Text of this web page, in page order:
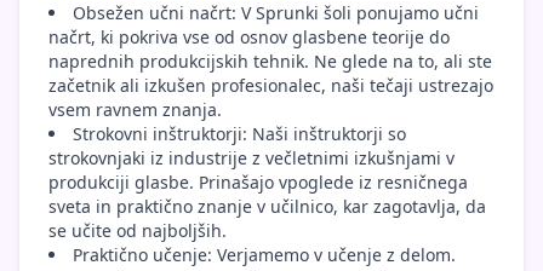
Obsežen učni načrt: V Sprunki šoli ponujamo učni
načrt, ki pokriva vse od osnov glasbene teorije do
naprednih produkcijskih tehnik. Ne glede na to, ali ste
začetnik ali izkušen profesionalec, naši tečaji ustrezajo
vsem ravnem znanja.
Strokovni inštruktorji: Naši inštruktorji so
strokovnjaki iz industrije z večletnimi izkušnjami v
produkciji glasbe. Prinašajo vpoglede iz resničnega
sveta in praktično znanje v učilnico, kar zagotavlja, da
se učite od najboljših.
Praktično učenje: Verjamemo v učenje z delom.